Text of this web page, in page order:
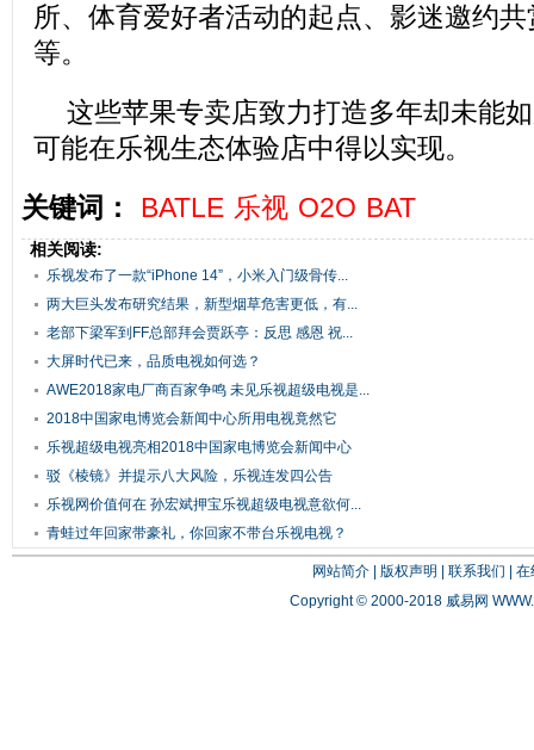
所、体育爱好者活动的起点、影迷邀约
等。
这些苹果专卖店致力打造多年却未能
可能在乐视生态体验店中得以实现。
关键词：
BATLE 乐视 O2O BAT
相关阅读:
乐视发布了一款“iPhone 14”，小米入门级骨传...
两大巨头发布研究结果，新型烟草危害更低，有...
老部下梁军到FF总部拜会贾跃亭：反思 感恩 祝...
大屏时代已来，品质电视如何选？
AWE2018家电厂商百家争鸣 未见乐视超级电视是...
2018中国家电博览会新闻中心所用电视竟然它
乐视超级电视亮相2018中国家电博览会新闻中心
驳《棱镜》并提示八大风险，乐视连发四公告
乐视网价值何在 孙宏斌押宝乐视超级电视意欲何...
青蛙过年回家带豪礼，你回家不带台乐视电视？
网站简介| 版权声明 联系我们
在
Copyright © 2000-2018 威易网 WWW.